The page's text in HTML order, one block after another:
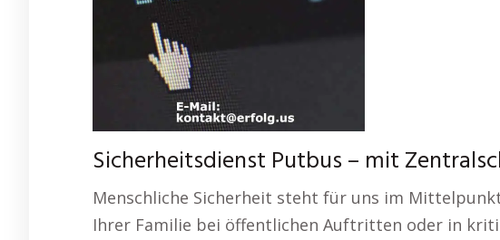
Sicherheitsdienst Putbus – mit
Menschliche Sicherheit steht für uns im
Ihrer Familie bei öffentlichen Auftritten oder in